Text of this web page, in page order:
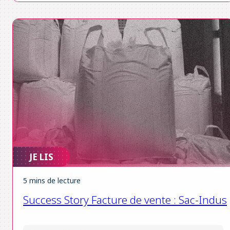
JE LIS
5 mins de lecture
Success Story Facture de vente : Sac-Indus